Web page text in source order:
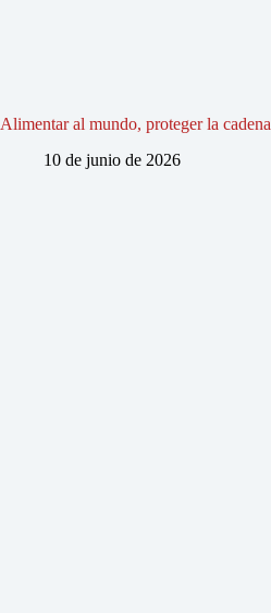
Alimentar al mundo, proteger la cadena
10 de junio de 2026